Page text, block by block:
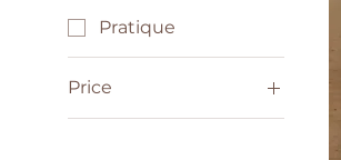
Pratique
Price